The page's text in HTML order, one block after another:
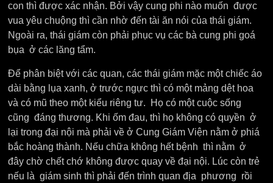
con thì được xác nhận. Bởi vậy cung phi nào muốn được
vua yêu chuộng thì cần nhờ đến tài ăn nói của thái giám.
Ngoài ra, thái giám còn phải phục vụ các bà cung phi goá
bụa ở các lăng tẩm.
Để phân biệt với các quan, các thái giám mặc một chiếc áo
dài bằng lụa xanh, ở trước ngực thì có một mảng dệt hoa
và có mũ theo một kiểu riêng tư. Họ có một cuộc sống
cũng đáng thương. Khi ốm đau, thì họ không có quyền ở
lại trong đại nội mà phải về ở Cung Giám Viện nằm ở phiá
bắc hoàng thành. Nếu chữa không hết bệnh thì nằm ở
đây chờ chết chớ không được quay về đại nội. Lúc còn trẻ
nếu là giám sinh thì phải đến trình quan địa phương rồi